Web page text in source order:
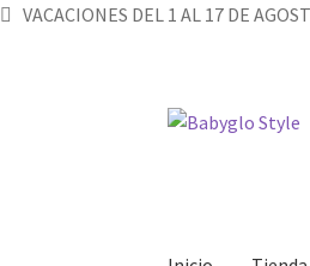
VACACIONES DEL 1 AL 17 DE
Ir
Ir